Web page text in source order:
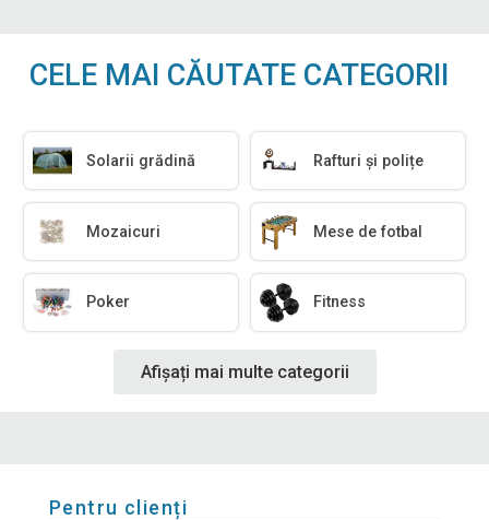
CELE MAI CĂUTATE CATEGORII
Solarii grădină Rafturi și polițe
Mozaicuri Mese de fotbal
Poker Fitness
Afișați mai multe categorii
Pentru clienți